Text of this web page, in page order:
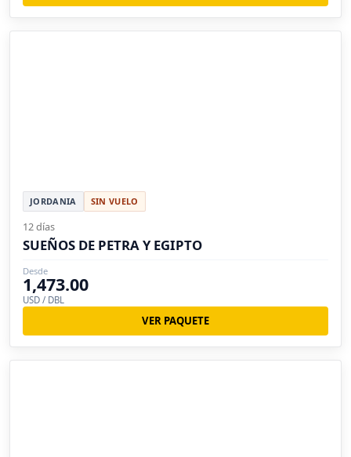
JORDANIA SIN VUELO
12 días
SUEÑOS DE PETRA Y EGIPTO
Desde
1,473.00
USD / DBL
VER PAQUETE